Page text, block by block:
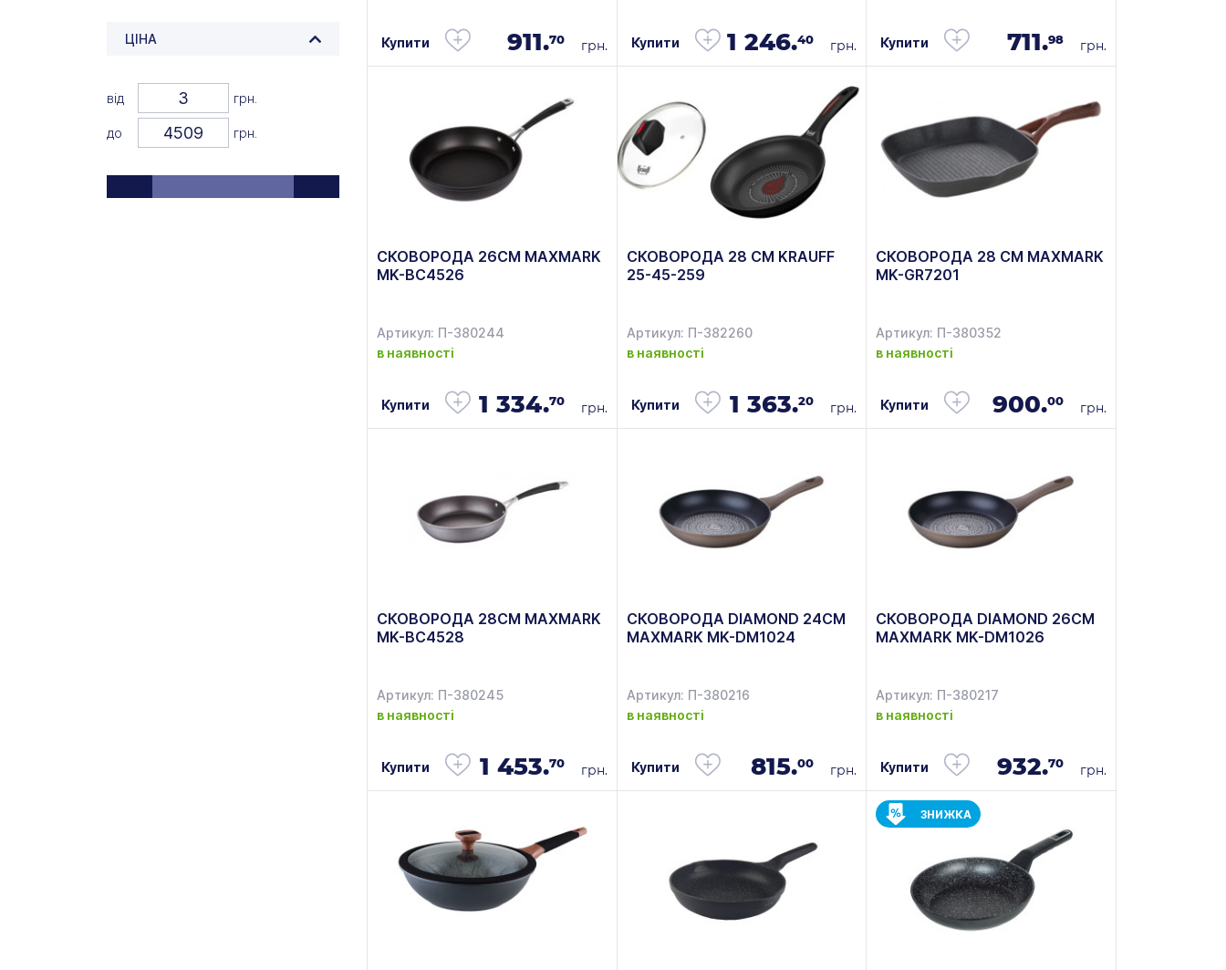
Krauff
Lacor
Lessner
ЦІНА
від грн.
до грн.
Купити 911.70 грн. Купити 1 246.40 грн. Купити 711.98 грн.
СКОВОРОДА 26СМ MAXMARK
MK-BC4526
Артикул: П-380244
в наявності
Купити 1 334.70 грн.
СКОВОРОДА 28 СМ KRAUFF
25-45-259
Артикул: П-382260
в наявності
Купити 1 363.20 грн.
СКОВОРОДА 28 СМ MAXMARK
MK-GR7201
Артикул: П-380352
в наявності
Купити 900.00 грн.
СКОВОРОДА 28СМ MAXMARK
MK-BC4528
Артикул: П-380245
в наявності
Купити 1 453.70 грн.
СКОВОРОДА DIAMOND 24СМ
MAXMARK MK-DM1024
Артикул: П-380216
в наявності
Купити 815.00 грн.
СКОВОРОДА DIAMOND 26СМ
MAXMARK MK-DM1026
Артикул: П-380217
в наявності
Купити 932.70 грн.
ЗНИЖКА